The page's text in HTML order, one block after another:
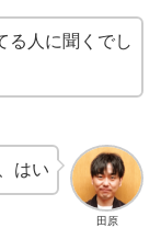
る人に聞くでし
田原
はい